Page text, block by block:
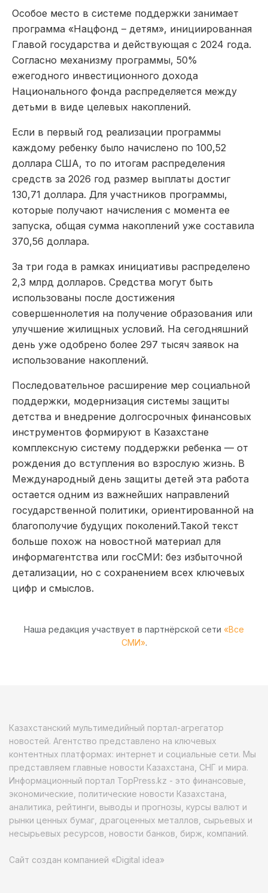
Особое место в системе поддержки занимает
программа «Нацфонд – детям», инициированная
Главой государства и действующая с 2024 года.
Согласно механизму программы, 50%
ежегодного инвестиционного дохода
Национального фонда распределяется между
детьми в виде целевых накоплений.
Если в первый год реализации программы
каждому ребенку было начислено по 100,52
доллара США, то по итогам распределения
средств за 2026 год размер выплаты достиг
130,71 доллара. Для участников программы,
которые получают начисления с момента ее
запуска, общая сумма накоплений уже составила
370,56 доллара.
За три года в рамках инициативы распределено
2,3 млрд долларов. Средства могут быть
использованы после достижения
совершеннолетия на получение образования или
улучшение жилищных условий. На сегодняшний
день уже одобрено более 297 тысяч заявок на
использование накоплений.
Последовательное расширение мер социальной
поддержки, модернизация системы защиты
детства и внедрение долгосрочных финансовых
инструментов формируют в Казахстане
комплексную систему поддержки ребенка — от
рождения до вступления во взрослую жизнь. В
Международный день защиты детей эта работа
остается одним из важнейших направлений
государственной политики, ориентированной на
благополучие будущих поколений.Такой текст
больше похож на новостной материал для
информагентства или госСМИ: без избыточной
детализации, но с сохранением всех ключевых
цифр и смыслов.
Наша редакция участвует в партнёрской сети «Все
СМИ».
Казахстанский мультимедийный портал-агрегатор
новостей. Агентство представлено на ключевых
контентных платформах: интернет и социальные сети. Мы
представляем главные новости Казахстана, СНГ и мира.
Информационный портал TopPress.kz - это финансовые,
экономические, политические новости Казахстана,
аналитика, рейтинги, выводы и прогнозы, курсы валют и
рынки ценных бумаг, драгоценных металлов, сырьевых и
несырьевых ресурсов, новости банков, бирж, компаний.
Сайт создан компанией «Digital idea»